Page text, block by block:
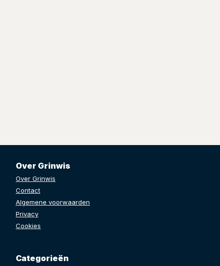
Over Grinwis
Over Grinwis
Contact
Algemene voorwaarden
Privacy
Cookies
Categorieën